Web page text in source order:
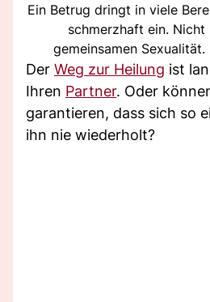
Ein Betrug dringt in viele
schmerzhaft ein. Nicht
gemeinsamen
Der Weg zur Heilung ist
Ihren Partner. Oder
garantieren, dass sich so
ihn nie wiederholt?